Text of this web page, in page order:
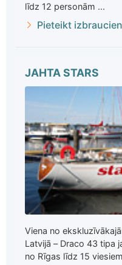
līdz 12 personām ...
Pieteikt
JAHTA STARS
Viena no
Latvijā – Draco 43 tipa
no Rīgas līdz 15